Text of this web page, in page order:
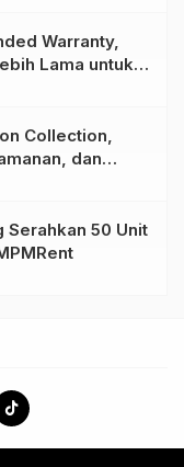
Warranty,
Lama untuk
Collection,
dan
Serahkan 50 Unit